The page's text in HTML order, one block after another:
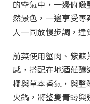
的空氣中，一邊俯
然景色，一邊享受
人一同放慢步調，達
前菜使用蟹肉、紫蘇
感，搭配在地酒莊
橘與草本香氣，與
火鍋，將整隻青蟳